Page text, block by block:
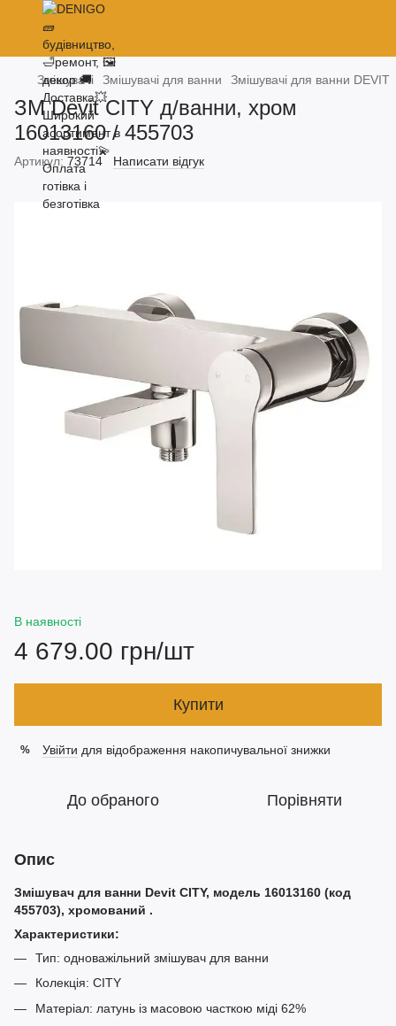
Змішувачі Змішувачі для ванни Змішувачі для ванни DEVIT
ЗМ Devit CITY д/ванни, хром
16013160 / 455703
Артикул: 73714 Написати відгук
В наявності
4 679.00 грн/шт
Купити
% Увійти для відображення накопичувальної знижки
До обраного Порівняти
Опис
Змішувач для ванни Devit CITY, модель 16013160 (код
455703), хромований .
Характеристики:
Тип: одноважільний змішувач для ванни
Колекція: CITY
Матеріал: латунь із масовою часткою міді 62%